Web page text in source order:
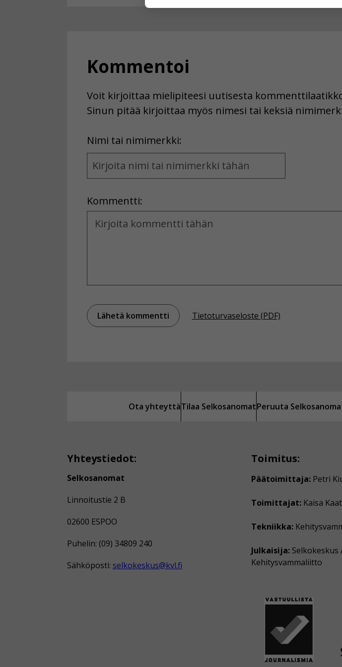
Kommentoi
Voit kirjoittaa mielipiteesi uutisesta
Sinun pitää kirjoittaa myös nimesi tai keksiä
Nimi tai nimimerkki:
Name
and
Kommentti:
Kommentti
Tietoturvaseloste (PDF)
Ota yhteyttäTilaa SelkosanomatPeruuta
Yhteystiedot:
Selkosanomat
Linnoitustie 2 B
02600 ESPOO
Puhelin: (09) 34809 240
Sähköposti: selkokeskus@kvl.fi
Toimitus:
Päätoimittaja: Petri
Toimittajat: Kaisa
Tekniikka:
Julkaisija: Selkokeskus
Kehitysvammaliitto